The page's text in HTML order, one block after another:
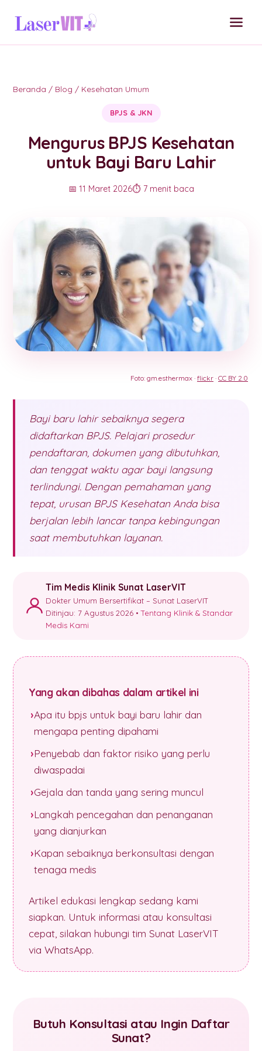
Beranda / Blog / Kesehatan Umum
BPJS & JKN
Mengurus BPJS Kesehatan
untuk Bayi Baru Lahir
📅 11 Maret 2026⏱️ 7 menit baca
Foto: gm.esthermax · flickr · CC BY 2.0
Bayi baru lahir sebaiknya segera
didaftarkan BPJS. Pelajari prosedur
pendaftaran, dokumen yang dibutuhkan,
dan tenggat waktu agar bayi langsung
terlindungi. Dengan pemahaman yang
tepat, urusan BPJS Kesehatan Anda bisa
berjalan lebih lancar tanpa kebingungan
saat membutuhkan layanan.
Tim Medis Klinik Sunat LaserVIT
Dokter Umum Bersertifikat – Sunat LaserVIT
Ditinjau: 7 Agustus 2026 •Tentang Klinik & Standar
Medis Kami
Yang akan dibahas dalam artikel ini
Apa itu bpjs untuk bayi baru lahir dan
mengapa penting dipahami
Penyebab dan faktor risiko yang perlu
diwaspadai
Gejala dan tanda yang sering muncul
Langkah pencegahan dan penanganan
yang dianjurkan
Kapan sebaiknya berkonsultasi dengan
tenaga medis
Artikel edukasi lengkap sedang kami
siapkan. Untuk informasi atau konsultasi
cepat, silakan hubungi tim Sunat LaserVIT
via WhatsApp.
Butuh Konsultasi atau Ingin Daftar
Sunat?